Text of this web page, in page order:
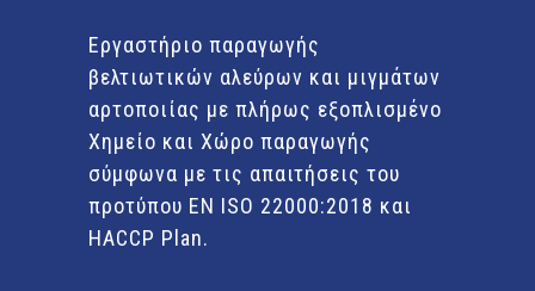
Εργαστήριο παραγωγής
βελτιωτικών αλεύρων και μιγμάτων
αρτοποιίας με πλήρως εξοπλισμένο
Χημείο και Χώρο παραγωγής
σύμφωνα με τις απαιτήσεις του
προτύπου EN ISO 22000:2018 και
HACCP Plan.